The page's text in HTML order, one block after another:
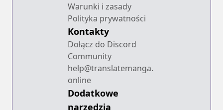
Warunki i zasady
Polityka prywatności
Kontakty
Dołącz do Discord
Community
help@translatemanga.
online
Dodatkowe
narzędzia